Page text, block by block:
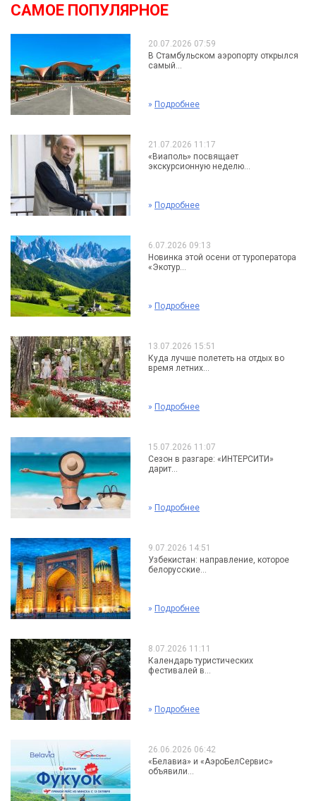
САМОЕ ПОПУЛЯРНОЕ
20.07.2026 07:59
В Стамбульском аэропорту открылся
самый...
» Подробнее
21.07.2026 11:17
«Виаполь» посвящает
экскурсионную неделю...
» Подробнее
6.07.2026 09:13
Новинка этой осени от туроператора
«Экотур...
» Подробнее
13.07.2026 15:51
Куда лучше полететь на отдых во
время летних...
» Подробнее
15.07.2026 11:07
Сезон в разгаре: «ИНТЕРСИТИ»
дарит...
» Подробнее
9.07.2026 14:51
Узбекистан: направление, которое
белорусские...
» Подробнее
8.07.2026 11:11
Календарь туристических
фестивалей в...
» Подробнее
26.06.2026 06:42
«Белавиа» и «АэроБелСервис»
объявили...